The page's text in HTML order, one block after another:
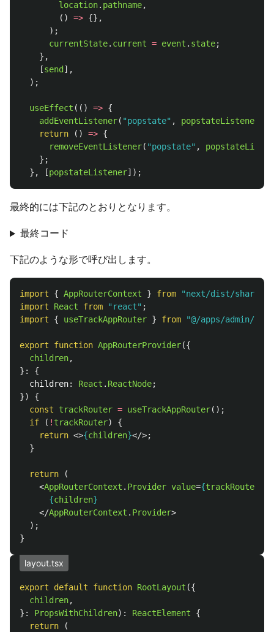
location. pathname,
()
=> {},
);
currentState. current = event . state;
},
[send ],
);
useEffect (() => {
addEventListener( "popstate" , popstateListener
return
() => {
removeEventListener( "popstate" ,
};
},
[popstateListener]);
最終的には下記のとおりとなります。
最終コード
下記のような形で呼び出します。
import { AppRouterContext } from "next/dist/shared/
import
React from " react" ;
import
{ useTrackAppRouter } from "@/apps/admin/
export function AppRouterProvider({
children,
}:
{
children: React . ReactNode;
})
{
const
trackRouter = useTrackAppRouter();
if
( ! trackRouter)
{
return <>{children}</>;
}
return
(
<AppRouterContext . Provider value={trackRouter
{children}
</AppRouterContext . Provider>
);
}
layout.tsx
export default function RootLayout ({
children,
}:
PropsWithChildren): ReactElement
{
return
(